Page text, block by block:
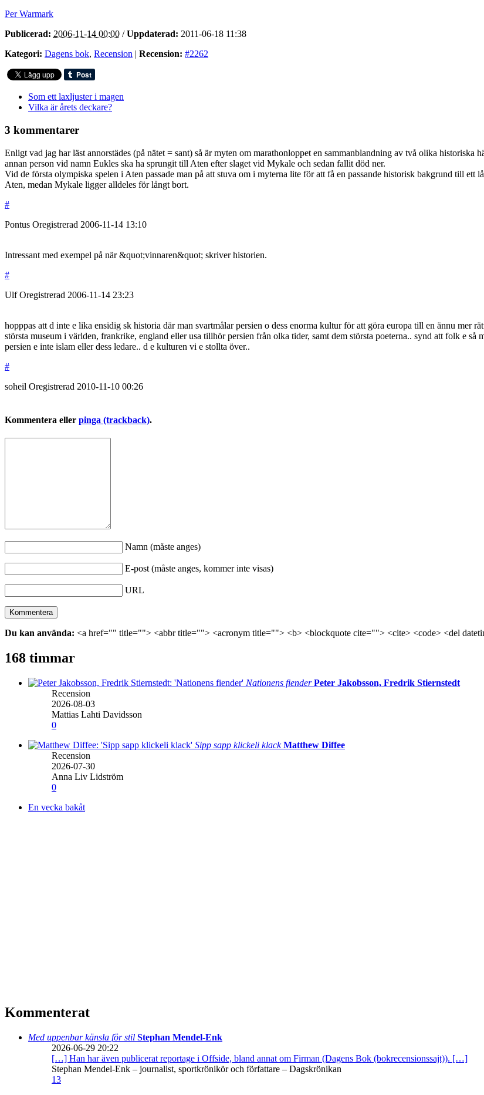
Per Warmark
Publicerad: 2006-11-14 00:00 /Uppdaterad: 2011-06-18 11:38
Kategori: Dagens bok, Recension | Recension: #2262
Som ett laxljuster i magen
Vilka är årets deckare?
3 kommentarer
Enligt vad jag har läst annorstädes (på nätet = sant) så är myten om marathonloppet en sammanblandning av två olika historiska
annan person vid namn Eukles ska ha sprungit till Aten efter slaget vid Mykale och sedan fallit död ner.
Vid de första olympiska spelen i Aten passade man på att stuva om i myterna lite för att få en passande historisk bakgrund till
Aten, medan Mykale ligger alldeles för långt bort.
#
Pontus Oregistrerad 2006-11-14 13:10
Intressant med exempel på när &quot;vinnaren&quot; skriver historien.
#
Ulf Oregistrerad 2006-11-14 23:23
hopppas att d inte e lika ensidig sk historia där man svartmålar persien o dess enorma kultur för att göra europa till en ännu mer
största museum i världen, frankrike, england eller usa tillhör persien från olka tider, samt dem största poeterna.. synd att folk e så
persien e inte islam eller dess ledare.. d e kulturen vi e stollta över..
#
soheil Oregistrerad 2010-11-10 00:26
Kommentera eller pinga (trackback).
Namn (måste anges)
E-post (måste anges, kommer inte visas)
URL
Du kan använda: <a href="" title=""> <abbr title=""> <acronym title=""> <b> <blockquote cite=""> <cite> <code> <del
168 timmar
Nationens fiender Peter Jakobsson, Fredrik Stiernstedt
Recension
2026-08-03
Mattias Lahti Davidsson
0
Sipp sapp klickeli klack Matthew Diffee
Recension
2026-07-30
Anna Liv Lidström
0
En vecka bakåt
Kommenterat
Med uppenbar känsla för stil Stephan Mendel-Enk
2026-06-29 20:22
[…] Han har även publicerat reportage i Offside, bland annat om Firman (Dagens Bok (bokrecensionssajt)). […]
Stephan Mendel-Enk – journalist, sportkrönikör och författare – Dagskrönikan
13